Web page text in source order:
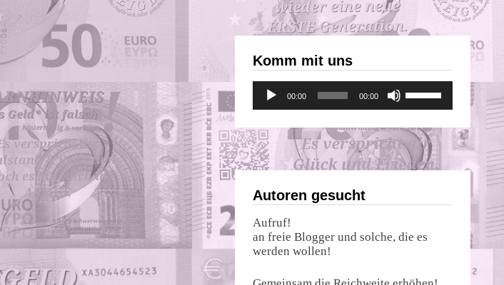
Komm mit uns
Audio-
Player
00:00 00:00
Hoch/Runter
um
die
Lautstärke
zu
Autoren gesucht
Aufruf!
an freie Blogger und solche, die es
werden wollen!